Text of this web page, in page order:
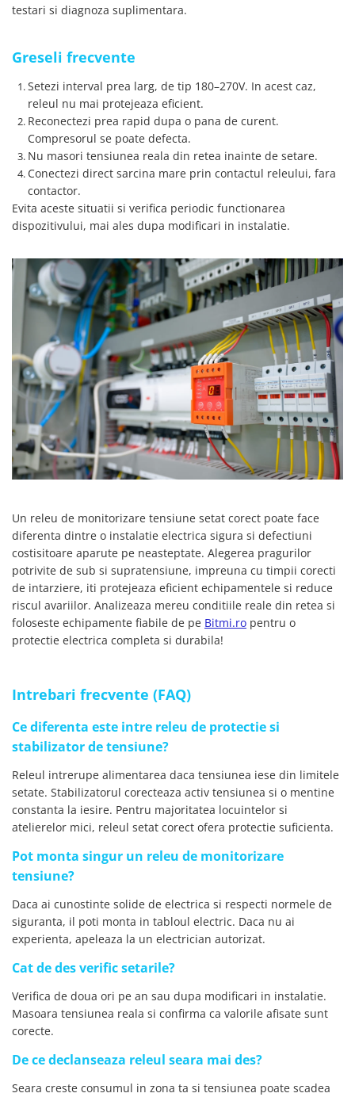
testari si diagnoza suplimentara.
Greseli frecvente
Setezi interval prea larg, de tip 180–270V. In acest caz,
releul nu mai protejeaza eficient.
Reconectezi prea rapid dupa o pana de curent.
Compresorul se poate defecta.
Nu masori tensiunea reala din retea inainte de setare.
Conectezi direct sarcina mare prin contactul releului, fara
contactor.
Evita aceste situatii si verifica periodic functionarea
dispozitivului, mai ales dupa modificari in instalatie.
Un releu de monitorizare tensiune setat corect poate face
diferenta dintre o instalatie electrica sigura si defectiuni
costisitoare aparute pe neasteptate. Alegerea pragurilor
potrivite de sub si supratensiune, impreuna cu timpii corecti
de intarziere, iti protejeaza eficient echipamentele si reduce
riscul avariilor. Analizeaza mereu conditiile reale din retea si
foloseste echipamente fiabile de pe Bitmi.ro pentru o
protectie electrica completa si durabila!
Intrebari frecvente (FAQ)
Ce diferenta este intre releu de protectie si
stabilizator de tensiune?
Releul intrerupe alimentarea daca tensiunea iese din limitele
setate. Stabilizatorul corecteaza activ tensiunea si o mentine
constanta la iesire. Pentru majoritatea locuintelor si
atelierelor mici, releul setat corect ofera protectie suficienta.
Pot monta singur un releu de monitorizare
tensiune?
Daca ai cunostinte solide de electrica si respecti normele de
siguranta, il poti monta in tabloul electric. Daca nu ai
experienta, apeleaza la un electrician autorizat.
Cat de des verific setarile?
Verifica de doua ori pe an sau dupa modificari in instalatie.
Masoara tensiunea reala si confirma ca valorile afisate sunt
corecte.
De ce declanseaza releul seara mai des?
Seara creste consumul in zona ta si tensiunea poate scadea